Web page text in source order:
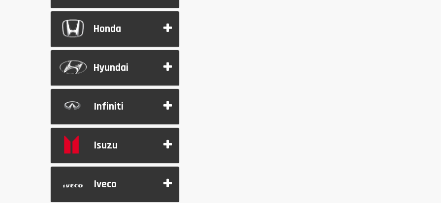
Honda
Hyundai
Infiniti
Isuzu
Iveco